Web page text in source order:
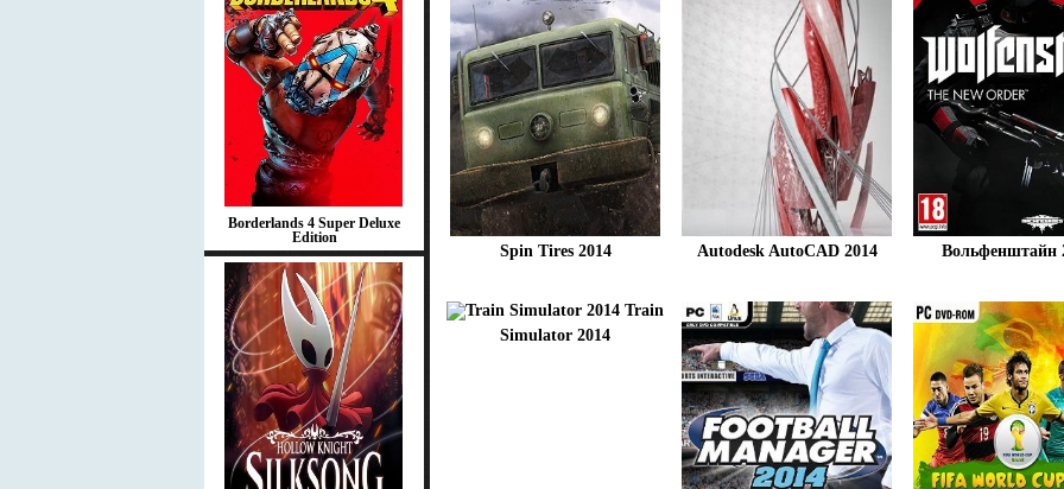
Borderlands 4 Super Deluxe
Edition
Spin Tires 2014 Autodesk AutoCAD 2014 Вольфенштайн
Train
Simulator 2014